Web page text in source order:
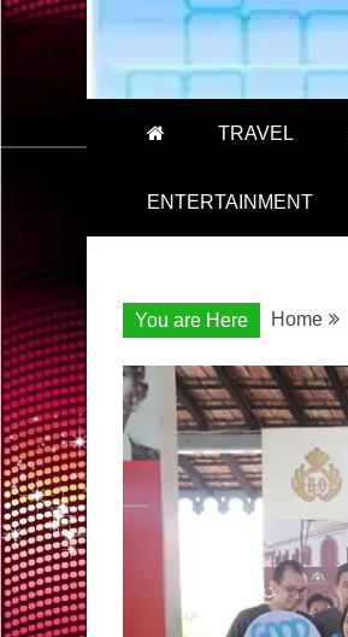
TRAVEL
ENTERTAINMENT
You are Here Home